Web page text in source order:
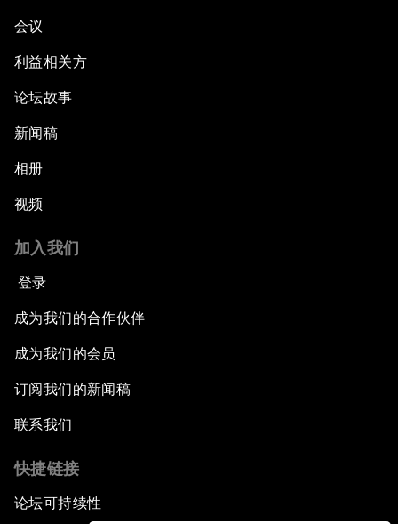
会议
利益相关方
论坛故事
新闻稿
相册
视频
加入我们
登录
成为我们的合作伙伴
成为我们的会员
订阅我们的新闻稿
联系我们
快捷链接
论坛可持续性